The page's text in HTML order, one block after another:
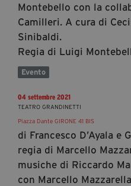
Montebello con la
Camilleri. A cura di
Sinibaldi.
Regia di Luigi
Evento
04 settembre 2021
TEATRO GRANDINETTI
Piazza Dante GIRONE 41 BIS
di Francesco D’Ayala e
regia di Marcello
musiche di Riccardo
con Marcello